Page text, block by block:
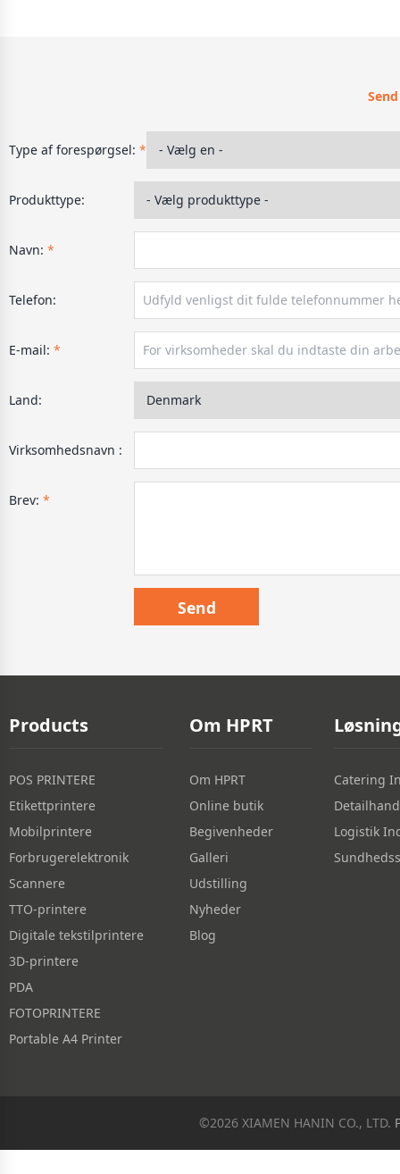
Type af forespørgsel: *
Produkttype:
Navn: *
Telefon:
E-mail: *
Land:
Virksomhedsnavn :
Brev: *
Products
POS PRINTERE
Etikettprintere
Mobilprintere
Forbrugerelektronik
Scannere
TTO-printere
Digitale tekstilprintere
3D-printere
PDA
FOTOPRINTERE
Portable A4 Printer
Om HPRT
Om HPRT
Online butik
Begivenheder
Galleri
Udstilling
Nyheder
Blog
Catering
Logistik
©2026 XIAMEN HANIN CO., LTD.